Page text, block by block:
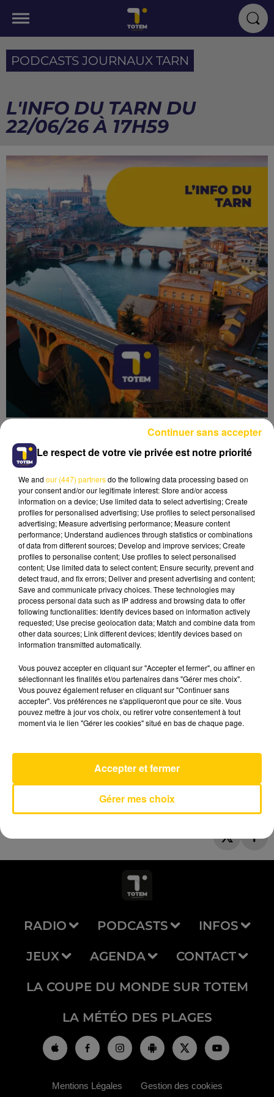
PODCASTS JOURNAUX TARN
L'INFO DU TARN DU
22/06/26 À 17H59
Lecture (3 min 44 sec)
22 juin 2026 - 3 min 44 sec
L'INFO DU TARN DU 22/06/26 À 17H59
L'info du Tarn
AVEYRON NORD
RADIO PODCASTS INFOS
JEUX AGENDA CONTACT
LA COUPE DU MONDE SUR TOTEM
LA MÉTÉO DES PLAGES
Mentions Légales Gestion des cookies
Le respect de votre vie privée est notre priorité
We and our (447) partnersdo the following data processing based on
your consent and/or our legitimate interest: Store and/or access
information on a device; Use limited data to select advertising; Create
profiles for personalised advertising; Use profiles to select personalised
advertising; Measure advertising performance; Measure content
performance; Understand audiences through statistics or combinations
of data from different sources; Develop and improve services; Create
profiles to personalise content; Use profiles to select personalised
content; Use limited data to select content; Ensure security, prevent and
detect fraud, and fix errors; Deliver and present advertising and content;
Save and communicate privacy choices. These technologies may
process personal data such as IP address and browsing data to offer
following functionalities: Identify devices based on information actively
requested; Use precise geolocation data; Match and combine data from
other data sources; Link different devices; Identify devices based on
information transmitted automatically.
Vous pouvez accepter en cliquant sur "Accepter et fermer", ou affiner en
sélectionnant les finalités et/ou partenaires dans "Gérer mes choix".
Vous pouvez également refuser en cliquant sur "Continuer sans
accepter". Vos préférences ne s'appliqueront que pour ce site. Vous
pouvez mettre à jour vos choix, ou retirer votre consentement à tout
moment via le lien "Gérer les cookies" situé en bas de chaque page.
Gérer mes choix
Accepter et fermer
Continuer sans accepter